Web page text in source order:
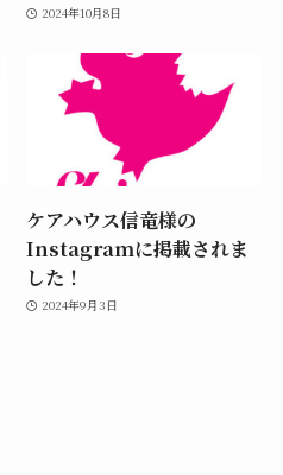
2024年10月8日
ケアハウス信竜様の
Instagramに掲載されま
した！
2024年9月3日